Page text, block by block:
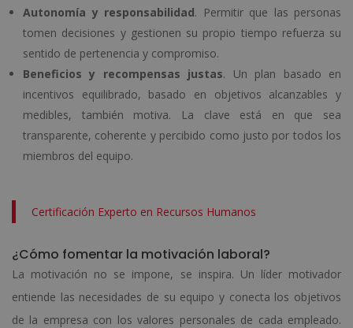
Autonomía y responsabilidad. Permitir que las personas
tomen decisiones y gestionen su propio tiempo refuerza su
sentido de pertenencia y compromiso.
Beneficios y recompensas justas. Un plan basado en
incentivos equilibrado, basado en objetivos alcanzables y
medibles, también motiva. La clave está en que sea
transparente, coherente y percibido como justo por todos los
miembros del equipo.
Certificación Experto en Recursos Humanos
¿Cómo fomentar la motivación laboral?
La motivación no se impone, se inspira. Un líder motivador
entiende las necesidades de su equipo y conecta los objetivos
de la empresa con los valores personales de cada empleado.